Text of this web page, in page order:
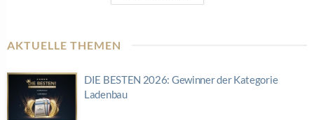
AKTUELLE THEMEN
DIE BESTEN 2026: Gewinner der Kategorie
Ladenbau